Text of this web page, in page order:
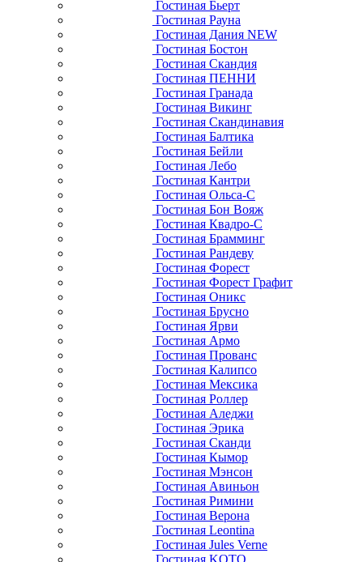
Гостиная Бьерт
Гостиная Рауна
Гостиная Дания NEW
Гостиная Бостон
Гостиная Скандия
Гостиная ПЕННИ
Гостиная Гранада
Гостиная Викинг
Гостиная Скандинавия
Гостиная Балтика
Гостиная Бейли
Гостиная Лебо
Гостиная Кантри
Гостиная Ольса-С
Гостиная Бон Вояж
Гостиная Квадро-С
Гостиная Брамминг
Гостиная Рандеву
Гостиная Форест
Гостиная Форест Графит
Гостиная Оникс
Гостиная Брусно
Гостиная Ярви
Гостиная Армо
Гостиная Прованс
Гостиная Калипсо
Гостиная Мексика
Гостиная Роллер
Гостиная Аледжи
Гостиная Эрика
Гостиная Сканди
Гостиная Кымор
Гостиная Мэнсон
Гостиная Авиньон
Гостиная Римини
Гостиная Верона
Гостиная Leontina
Гостиная Jules Verne
Гостиная KOTO